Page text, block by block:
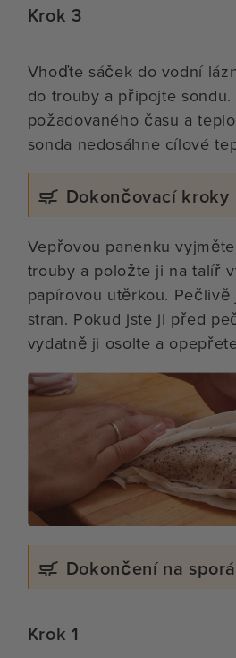
Krok 3
Vhoďte sáček do vodní
do trouby a připojte
požadovaného času a
sonda nedosáhne cílové
Dokončovací kroky
Vepřovou panenku
trouby a položte ji na talíř
papírovou utěrkou.
stran. Pokud jste ji před
vydatně ji osolte a
Dokončení na
Krok 1